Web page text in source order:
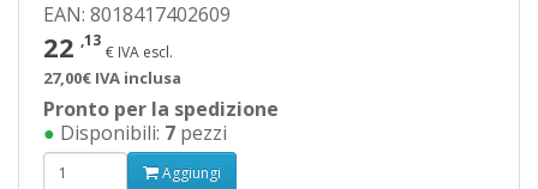
EAN: 8018417402609
22 ,13
€ IVA escl.
27,00€ IVA inclusa
Pronto per la spedizione
● Disponibili: 7 pezzi
Aggiungi